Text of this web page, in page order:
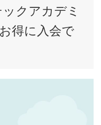
クアカデミ
得に入会で